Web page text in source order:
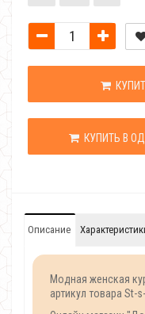
КУПИТЬ В
Описание
Модная женская
артикул товара St-